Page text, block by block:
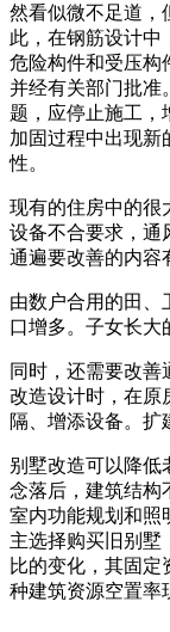
然看似微不足道，
此，在钢筋设计中
危险构件和受压构
并经有关部门批准
题，应停止施工，
加固过程中出现新
性。
现有的住房中的很
设备不合要求，通
通遍要改善的内容
由数户合用的田、
口增多。子女长大
同时，还需要改善
改造设计时，在原
隔、增添设备。扩
别墅改造可以降低
念落后，建筑结构
室内功能规划和照
主选择购买旧别墅
比的变化，其固定
种建筑资源空置率